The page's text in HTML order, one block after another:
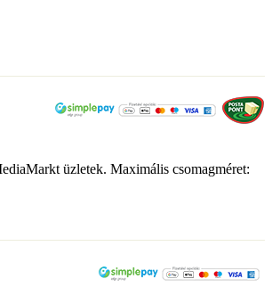
üzletek. Maximális csomagméret: